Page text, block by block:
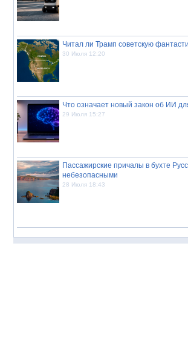
Читал ли Трамп советскую
30 Июля 12:20
Что означает новый закон об ИИ
29 Июля 15:27
Пассажирские причалы в бухте
небезопасными
28 Июля 18:43